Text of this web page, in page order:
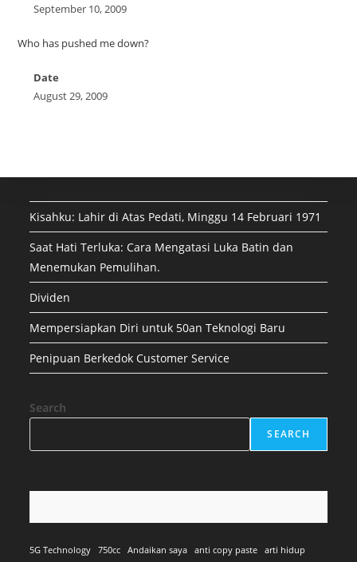
September 10, 2009
Who has pushed me down?
Date
August 29, 2009
Kisahku: Lahir di Atas Pedati, Minggu 14 Februari 1971
Saat Hati Terluka: Cara Mengatasi Luka Batin dan
Menemukan Pemulihan.
Dividen
Mempersiapkan Diri untuk 50an Teknologi Baru
Penipuan Berkedok Customer Service
Search
SEARCH
5G Technology 750cc Andaikan saya anti copy paste arti hidup